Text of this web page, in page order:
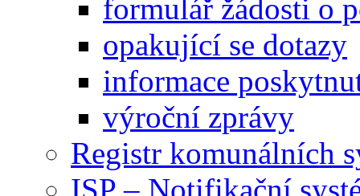
formulář žádosti o
opakující se dotazy
informace
výroční zprávy
Registr komunálních
ISP – Notifikační